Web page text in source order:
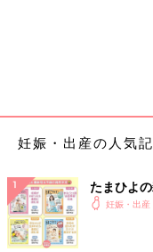
た。
運良く、超音波と遺伝
てもらえる機会を得まし
ここでは出生前診断を
妊娠・出産の人気
たまひよ
妊娠・出産